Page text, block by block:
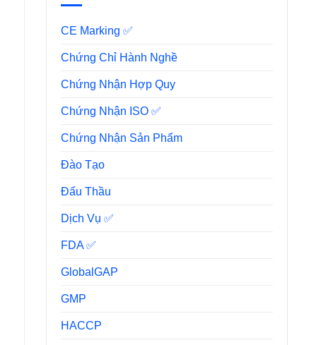
CE Marking ✅
Chứng Chỉ Hành Nghề
Chứng Nhận Hợp Quy
Chứng Nhận ISO ✅
Chứng Nhận Sản Phẩm
Đào Tạo
Đấu Thầu
Dịch Vụ ✅
FDA ✅
GlobalGAP
GMP
HACCP